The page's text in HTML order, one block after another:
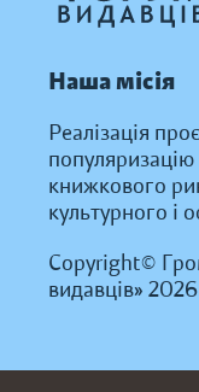
Наша місія
Реалізація
книжкового
культурного і
Copyright©
видавців» 2026